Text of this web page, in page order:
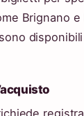
Brignano